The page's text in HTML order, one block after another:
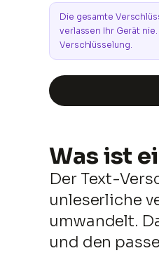
Die gesamte
verlassen Ihr Gerät
Verschlüsselung.
Was ist
Der Text-
unleserliche
umwandelt.
und den